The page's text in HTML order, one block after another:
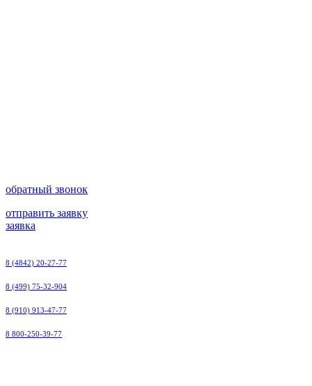
обратный звонок
отправить заявку
заявка
8 (4842) 20-27-77
8 (499) 75-32-904
8 (910) 913-47-77
8 800-250-39-77